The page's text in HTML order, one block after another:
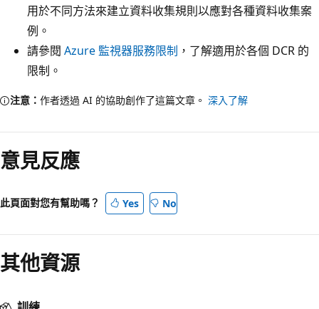
用於不同方法來建立資料收集規則以應對各種資料收集案
例。
請參閱 Azure 監視器服務限制 ，了解適用於各個 DCR 的
限制。
注意： 作者透過 AI 的協助創作了這篇文章。 深入了解
意見反應
此頁面對您有幫助嗎？ Yes No
其他資源